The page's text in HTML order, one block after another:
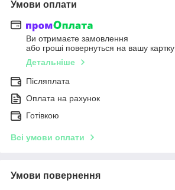
Умови оплати
Ви отримаєте замовлення
або гроші повернуться на вашу картку
Детальніше
Післяплата
Оплата на рахунок
Готівкою
Всі умови оплати
Умови повернення